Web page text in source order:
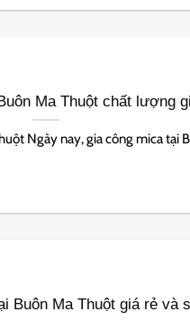
Ma Thuột chất lượng
Ngày nay, gia công mica tại
Buôn Ma Thuột giá rẻ và